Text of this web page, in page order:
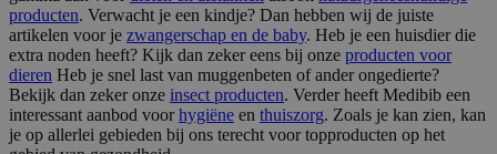
producten. Verwacht je een kindje? Dan hebben wij de juiste
artikelen voor je zwangerschap en de baby. Heb je een huisdier die
extra noden heeft? Kijk dan zeker eens bij onze producten voor
dieren Heb je snel last van muggenbeten of ander ongedierte?
Bekijk dan zeker onze insect producten. Verder heeft Medibib een
interessant aanbod voorhygiëne en thuiszorg. Zoals je kan zien, kan
je op allerlei gebieden bij ons terecht voor topproducten op het